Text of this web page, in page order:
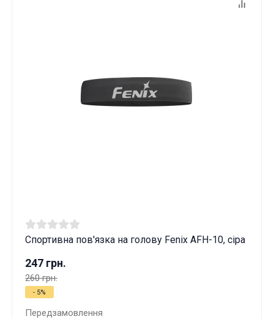
Спортивна пов'язка на голову Fenix AFH-10, сіра
247 грн.
260 грн.
- 5%
Передзамовлення